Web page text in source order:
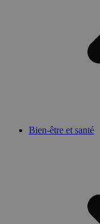
Bien-être et santé